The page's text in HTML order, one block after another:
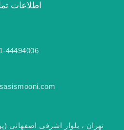
اطلاعات
44494006
تهران ، بلوار اشرفی اصفهانی